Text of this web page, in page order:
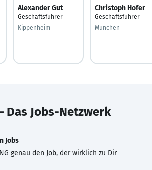
Alexander Gut
Geschäftsführer
Kippenheim
Christoph Hofer
Geschäftsführer
München
Das Jobs-Netzwerk
Jobs
genau den Job, der wirklich zu Dir